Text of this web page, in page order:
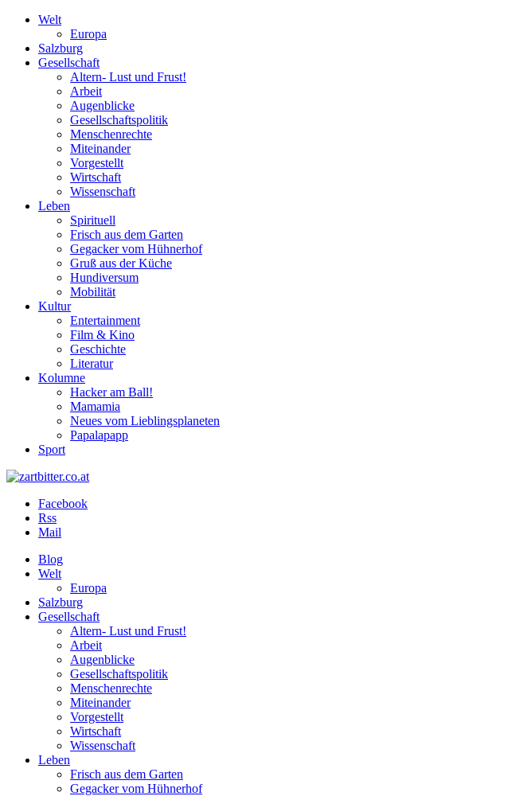
Welt
Europa
Salzburg
Gesellschaft
Altern- Lust und Frust!
Arbeit
Augenblicke
Gesellschaftspolitik
Menschenrechte
Miteinander
Vorgestellt
Wirtschaft
Wissenschaft
Leben
Spirituell
Frisch aus dem Garten
Gegacker vom Hühnerhof
Gruß aus der Küche
Hundiversum
Mobilität
Kultur
Entertainment
Film & Kino
Geschichte
Literatur
Kolumne
Hacker am Ball!
Mamamia
Neues vom Lieblingsplaneten
Papalapapp
Sport
Facebook
Rss
Mail
Blog
Welt
Europa
Salzburg
Gesellschaft
Altern- Lust und Frust!
Arbeit
Augenblicke
Gesellschaftspolitik
Menschenrechte
Miteinander
Vorgestellt
Wirtschaft
Wissenschaft
Leben
Frisch aus dem Garten
Gegacker vom Hühnerhof